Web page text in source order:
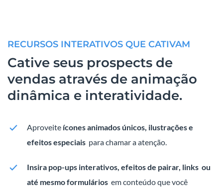
RECURSOS INTERATIVOS QUE CATIVAM
Cative seus prospects de
vendas através de animação
dinâmica e interatividade.
Aproveite ícones animados únicos, ilustrações e
efeitos especiais para chamar a atenção.
Insira pop-ups interativos, efeitos de pairar, links ou
até mesmo formulários em conteúdo que você